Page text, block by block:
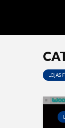
LOJAS